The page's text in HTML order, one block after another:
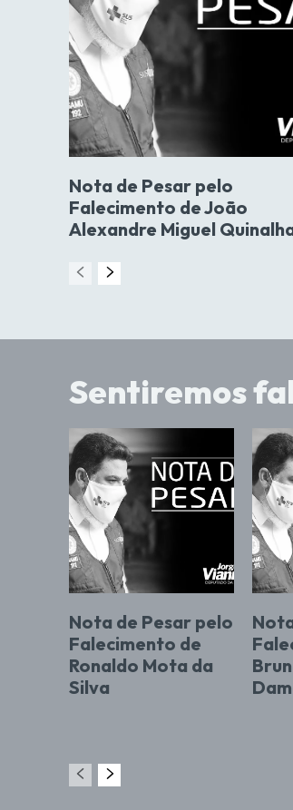
Nota de Pesar pelo
Falecimento de João
Alexandre Miguel
Sentiremos
Nota de Pesar pelo
Falecimento de
Ronaldo Mota da
Silva